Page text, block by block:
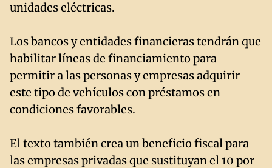
unidades eléctricas.
Los bancos y entidades financieras tendrán que
habilitar líneas de financiamiento para
permitir a las personas y empresas adquirir
este tipo de vehículos con préstamos en
condiciones favorables.
El texto también crea un beneficio fiscal para
las empresas privadas que sustituyan el 10 por